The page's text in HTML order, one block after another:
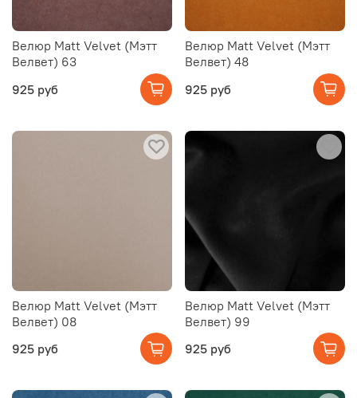
Велюр Matt Velvet (Мэтт
Велвет) 63
925 руб
Велюр Matt Velvet (Мэтт
Велвет) 48
925 руб
Велюр Matt Velvet (Мэтт
Велвет) 08
925 руб
Велюр Matt Velvet (Мэтт
Велвет) 99
925 руб